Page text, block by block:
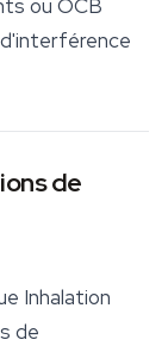
ou OCB
de
Inhalation
de